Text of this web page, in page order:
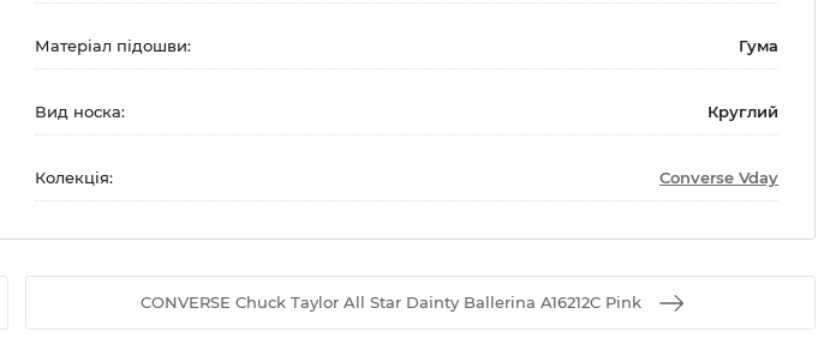
Матеріал підошви: Гума
Вид носка: Круглий
Колекція: Converse Vday
CONVERSE Chuck Taylor All Star Dainty Ballerina A16212C Pink